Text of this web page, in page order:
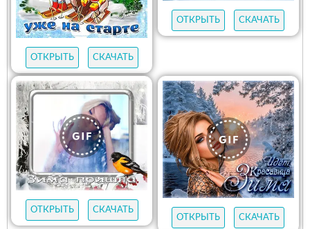
ОТКРЫТЬ СКАЧАТЬ
ОТКРЫТЬ СКАЧАТЬ
ОТКРЫТЬ
СКАЧАТЬ
ОТКРЫТЬ
СКАЧАТЬ